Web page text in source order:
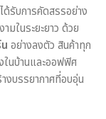
ด้รับการคัดสรรอย่าง
มในระยะยาว ด้วย
อย่างลงตัว สินค้าทุก
ในบ้านและออฟฟิศ
งบรรยากาศที่อบอุ่น